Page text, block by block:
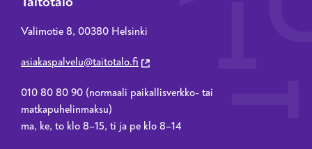
Valimotie 8, 00380 Helsinki
asiakaspalvelu@taitotalo.fi
010 80 80 90 (normaali paikallisverkko- tai
matkapuhelinmaksu)
ma, ke, to klo 8–15, ti ja pe klo 8–14